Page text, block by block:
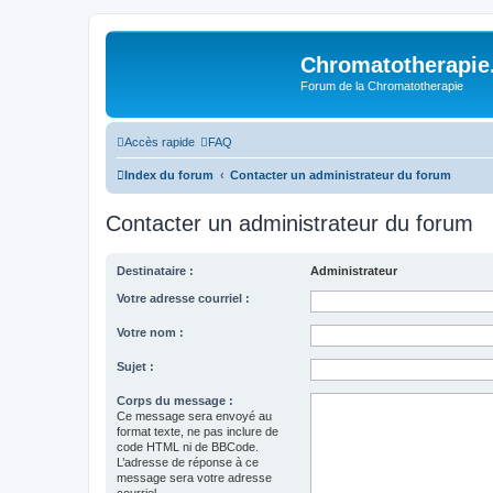
Forum de la Chromatotherapie
Accès rapide FAQ
Index du forum Contacter un administrateur du forum
Contacter un administrateur du forum
Destinataire : Administrateur
Votre adresse courriel :
Votre nom :
Sujet :
Corps du message :
Ce message sera envoyé au
format texte, ne pas inclure de
code HTML ni de BBCode.
L’adresse de réponse à ce
message sera votre adresse